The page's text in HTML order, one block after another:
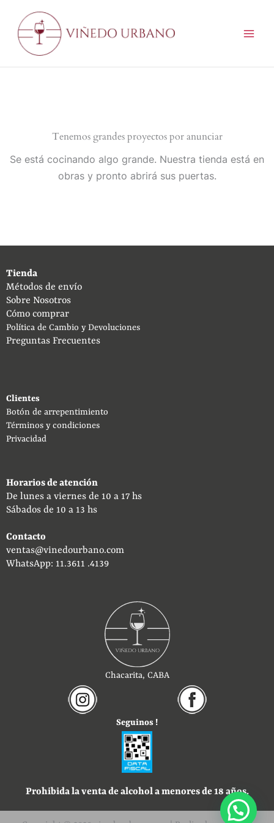
contenido
Tenemos grandes proyectos por anunciar
Se está cocinando algo grande. Nuestra tienda está en
obras y pronto abrirá sus puertas.
Tienda
Métodos de envío
Sobre Nosotros
Cómo comprar
Política de Cambio y Devoluciones
Preguntas Frecuentes
Clientes
Botón de arrepentimiento
Términos y condiciones
Privacidad
Horarios de atención
De lunes a viernes de 10 a 17 hs
Sábados de 10 a 13 hs
Contacto
ventas@vinedourbano.com
WhatsApp: 11.3611 .4139
Chacarita, CABA
Seguinos !
Prohibida la venta de alcohol a menores de 18 años.